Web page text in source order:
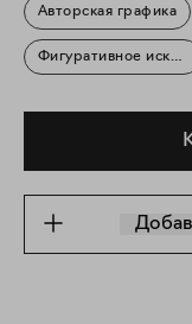
Авторская графика
Фигуративное